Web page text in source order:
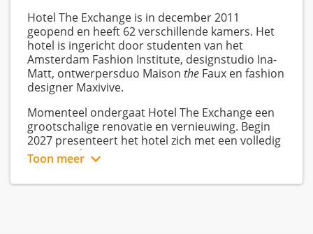
Hotel The Exchange is in december 2011
geopend en heeft 62 verschillende kamers. Het
hotel is ingericht door studenten van het
Amsterdam Fashion Institute, designstudio Ina-
Matt, ontwerpersduo Maison the Faux en fashion
designer Maxivive.
Momenteel ondergaat Hotel The Exchange een
grootschalige renovatie en vernieuwing. Begin
2027 presenteert het hotel zich met een volledig
vernieuwd interieur en een nieuw concept,
Bruinsma, bekend van zijn werk voor het Four
Toon meer